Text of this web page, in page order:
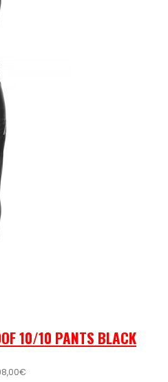
10/10 PANTS BLACK